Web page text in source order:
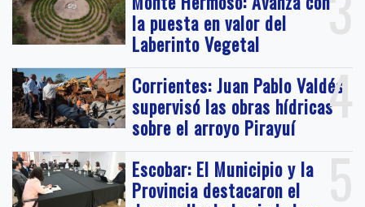
la puesta en valor del
Laberinto Vegetal
4
Corrientes: Juan Pablo Valdés
supervisó las obras hídricas
sobre el arroyo Pirayuí
5
Escobar: El Municipio y la
Provincia destacaron el